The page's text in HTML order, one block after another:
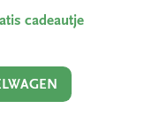
cadeautje